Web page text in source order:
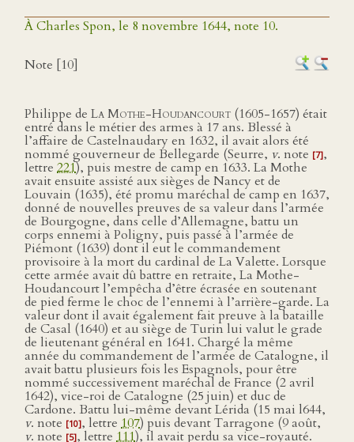
À Charles Spon, le 8 novembre 1644, note 10.
Note [10]
Philippe de La Mothe-Houdancourt (1605-1657) était
entré dans le métier des armes à 17 ans. Blessé à
l’affaire de Castelnaudary en 1632, il avait alors été
nommé gouverneur de Bellegarde (Seurre, v. note [7],
lettre 221), puis mestre de camp en 1633. La Mothe
avait ensuite assisté aux sièges de Nancy et de
Louvain (1635), été promu maréchal de camp en 1637,
donné de nouvelles preuves de sa valeur dans l’armée
de Bourgogne, dans celle d’Allemagne, battu un
corps ennemi à Poligny, puis passé à l’armée de
Piémont (1639) dont il eut le commandement
provisoire à la mort du cardinal de La Valette. Lorsque
cette armée avait dû battre en retraite, La Mothe-
Houdancourt l’empêcha d’être écrasée en soutenant
de pied ferme le choc de l’ennemi à l’arrière-garde. La
valeur dont il avait également fait preuve à la bataille
de Casal (1640) et au siège de Turin lui valut le grade
de lieutenant général en 1641. Chargé la même
année du commandement de l’armée de Catalogne, il
avait battu plusieurs fois les Espagnols, pour être
nommé successivement maréchal de France (2 avril
1642), vice-roi de Catalogne (25 juin) et duc de
Cardone. Battu lui-même devant Lérida (15 mai l644,
v. note [10], lettre 107) puis devant Tarragone (9 août,
v. note [5], lettre 111), il avait perdu sa vice-royauté.